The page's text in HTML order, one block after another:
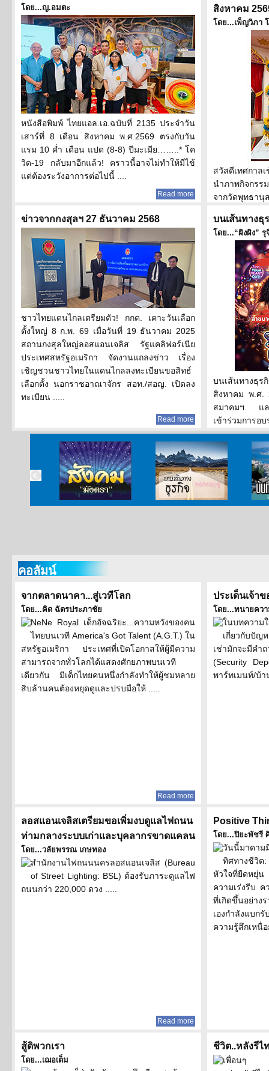
โดย...ญ.อมตะ
หนังสือพิมพ์ ไทยแอล.เอ.ฉบับที่ 2135 ประจำวัน
เสาร์ที่ 8 เดือน สิงหาคม พ.ศ.2569 ตรงกับวัน
แรม 10 ค่ำ เดือน แปด (8-8) ปีมะเมีย……..* โค
วิด-19 กลับมาอีกแล้ว! คราวนี้อาจไม่ทำให้มีไข้
แต่ต้องระวังอาการต่อไปนี้ ....
Read more
ข่าวจากกงสุลฯ 27 ธันวาคม 2568
ชาวไทยแดนไกลเตรียมตัว! กกต. เคาะวันเลือก
ตั้งใหญ่ 8 ก.พ. 69 เมื่อวันที่ 19 ธันวาคม 2025
สถานกงสุลใหญ่ลอสแอนเจลิส รัฐแคลิฟอร์เนีย
ประเทศสหรัฐอเมริกา จัดงานแถลงข่าว เรื่อง
เชิญชวนชาวไทยในแดนไกลลงทะเบียนขอสิทธ์
เลือกตั้ง นอกราชอาณาจักร สอท./สอญ. เปิดลง
ทะเบียน .....
Read more
สิงหาคม
โดย...เพ็ญวิภา
สวัสดีเทศกาล
นำภาพกิจกร
จากวัดพุทธา
บนเส้นทางธุ
โดย...“ผิงผิง”
บนเส้นทางธุ
สิงหาคม พ.ศ
สมาคมฯ และ
เข้าร่วมการอ
....
สังคมมังตรา บนเส้นทางธุรกิจ บั
คอลัมน์
จากตลาดนาคา...สู่เวทีโลก
โดย...คิด ฉัตรประภาชัย
NeNe Royal เด็กอัจฉริยะ...ความหวังของคน
ไทยบนเวที America's Got Talent (A.G.T.) ใน
สหรัฐอเมริกา ประเทศที่เปิดโอกาสให้ผู้มีความ
สามารถจากทั่วโลกได้แสดงศักยภาพบนเวที
เดียวกัน มีเด็กไทยคนหนึ่งกำลังทำให้ผู้ชมหลาย
สิบล้านคนต้องหยุดดูและปรบมือให้ .....
Read more
ลอสแอนเจลิสเตรียมขอเพิ่มงบดูแลไฟถนน
ท่ามกลางระบบเก่าและบุคลากรขาดแคลน
โดย...วลัยพรรณ เกษทอง
สำนักงานไฟถนนนครลอสแอนเจลิส (Bureau
of Street Lighting: BSL) ต้องรับภาระดูแลไฟ
ถนนกว่า 220,000 ดวง .....
Read more
สู้ดิพวกเรา
โดย...เฌอเต็ม
ประเด็นเจ้า
โดย...ทนายคว
ในบทความ
เกี่ยวกับปัญ
เช่ามักจะมี
(Security
พาร์ทเมนท์/บ้า
Positive
โดย...ปิยะพัชรี
วันนี้มาดา
ทิศทางชีวิต
หัวใจที่ยืดห
ความเร่งรีบ
ที่เกิดขึ้นอย่าง
เองกำลังแบก
ความรู้สึกเหนื่
ชีวิต..หลังรีไ
เพื่อนๆ วา